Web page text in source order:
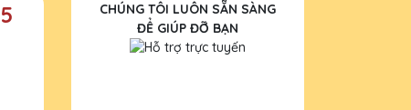
CHÚNG TÔI LUÔN SẴN SÀNG
ĐỂ GIÚP ĐỠ BẠN